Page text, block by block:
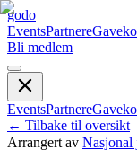
godo
EventsPartnere
Bli medlem
EventsPartnere
← Tilbake til oversikt
Arrangert av Nasjonal